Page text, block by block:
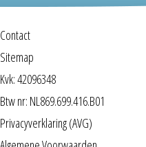
Contact
Sitemap
Kvk: 42096348
Btw nr: NL869.699.416.B01
Privacyverklaring (AVG)